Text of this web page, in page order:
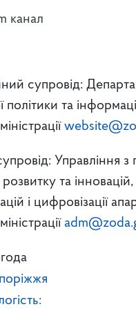
канал
супровід:
політики та
Управління з
та
і цифровізації